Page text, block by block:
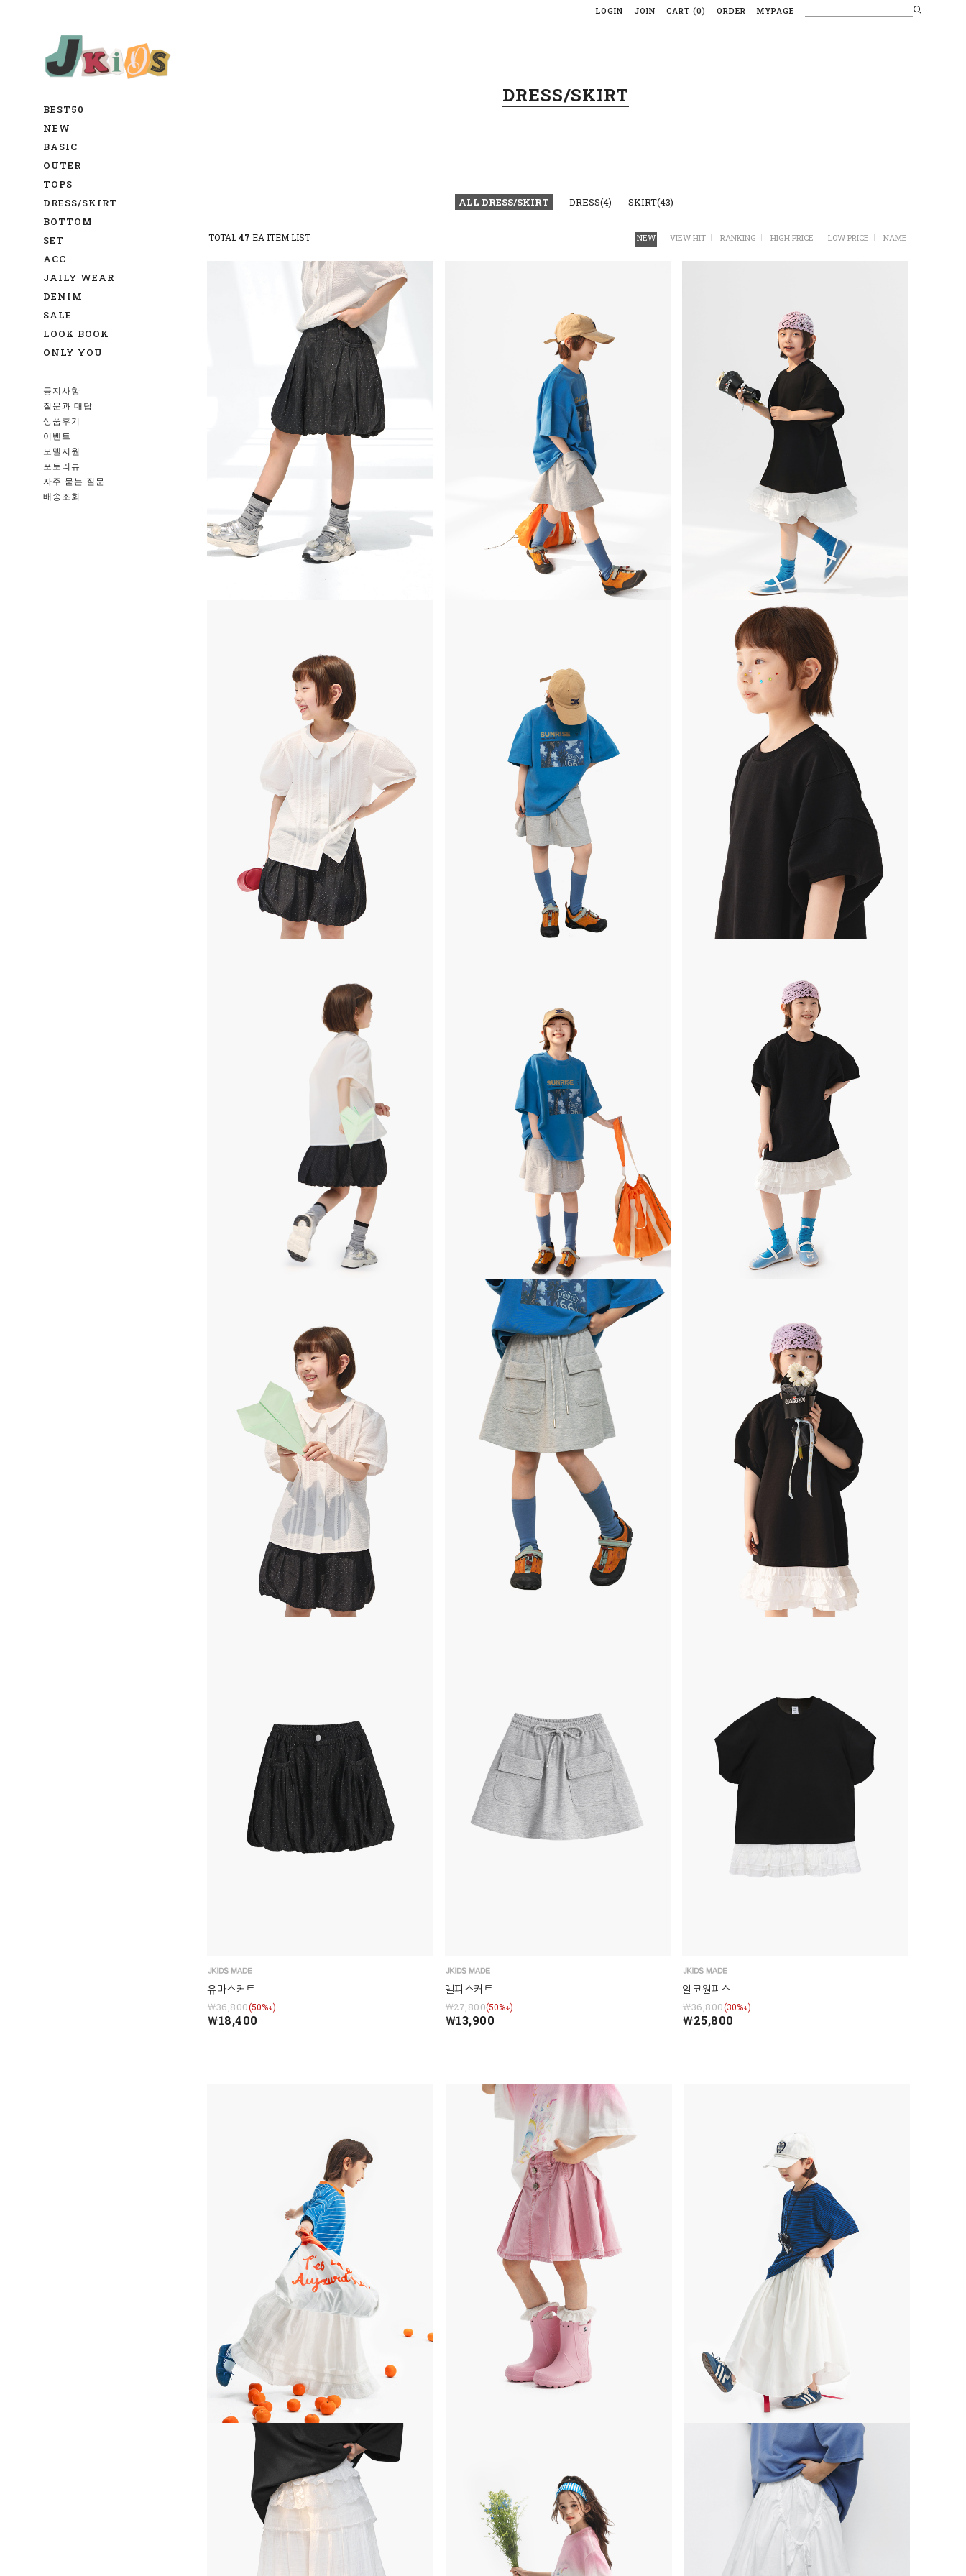
LOGIN JOIN CART (0) ORDER MYPAGE
BEST50
NEW
BASIC
OUTER
TOPS
DRESS/SKIRT
BOTTOM
SET
ACC
JAILY WEAR
DENIM
SALE
LOOK BOOK
ONLY YOU
공지사항
질문과 대답
상품후기
이벤트
모델지원
포토리뷰
자주 묻는 질문
배송조회
DRESS/SKIRT
ALL DRESS/SKIRT DRESS(4) SKIRT(43)
TOTAL47 EA ITEM LIST NEW VIEW HIT RANKING HIGH PRICE LOW PRICE NAME
유마스커트
￦36,800(50%↓)
￦18,400
렐피스커트
￦27,800(50%↓)
￦13,900
알코원피스
￦36,800(30%↓)
￦25,800